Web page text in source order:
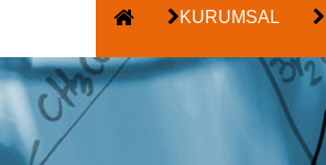
KURUMSAL